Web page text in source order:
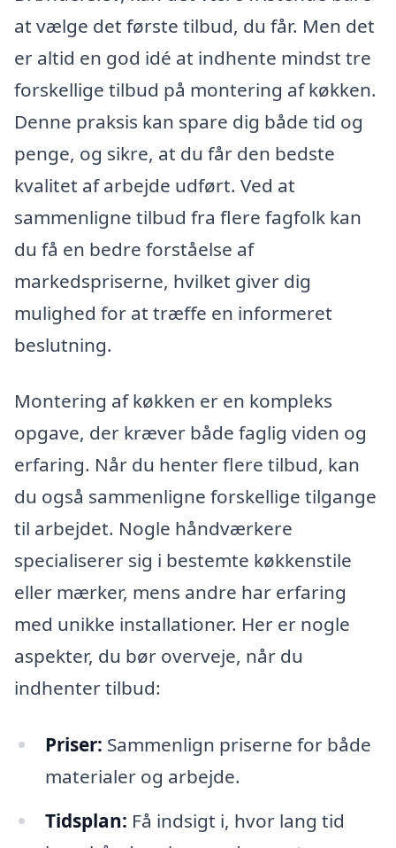
at vælge det første tilbud, du får. Men det
er altid en god idé at indhente mindst tre
forskellige tilbud på montering af køkken.
Denne praksis kan spare dig både tid og
penge, og sikre, at du får den bedste
kvalitet af arbejde udført. Ved at
sammenligne tilbud fra flere fagfolk kan
du få en bedre forståelse af
markedspriserne, hvilket giver dig
mulighed for at træffe en informeret
beslutning.
Montering af køkken er en kompleks
opgave, der kræver både faglig viden og
erfaring. Når du henter flere tilbud, kan
du også sammenligne forskellige tilgange
til arbejdet. Nogle håndværkere
specialiserer sig i bestemte køkkenstile
eller mærker, mens andre har erfaring
med unikke installationer. Her er nogle
aspekter, du bør overveje, når du
indhenter tilbud:
Priser: Sammenlign priserne for både
materialer og arbejde.
Tidsplan: Få indsigt i, hvor lang tid